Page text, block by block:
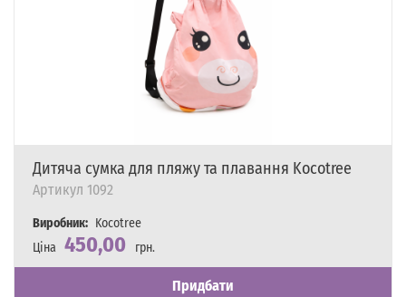
Дитяча сумка для пляжу та плавання Kocotree
Артикул 1092
Виробник: Kocotree
Ціна 450,00
грн.
Наявність
Є в наявності
Придбати